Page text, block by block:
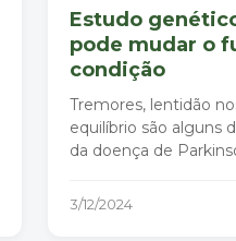
Estudo
pode mudar o
condição
Tremores, lentidão
equilíbrio são alguns
da doença de
3/12/2024